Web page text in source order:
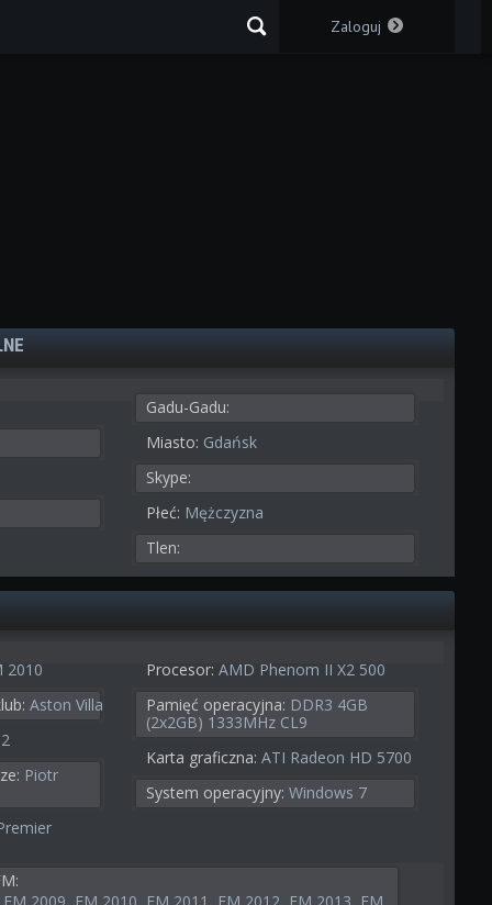
Zaloguj
Gadu-Gadu:
Miasto: Gdańsk
Skype:
Płeć: Mężczyzna
Tlen:
2010
Aston Villa
Piotr
Procesor: AMD Phenom II X2 500
Pamięć operacyjna: DDR3 4GB
(2x2GB) 1333MHz CL9
Karta graficzna: ATI Radeon HD 5700
System operacyjny: Windows 7
2009, FM 2010, FM 2011, FM 2012, FM 2013, FM